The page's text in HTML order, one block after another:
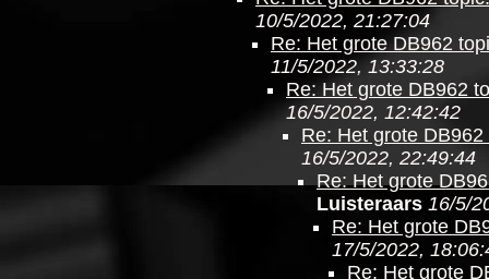
10/5/2022, 21:27:04
Re: Het grote DB962
11/5/2022, 13:33:28
Re: Het grote DB962
16/5/2022, 12:42:42
Re: Het grote
16/5/2022, 22:49:44
Re: Het grote
Luisteraars 16/5/
Re: Het grote
17/5/2022,
Re: Het grote